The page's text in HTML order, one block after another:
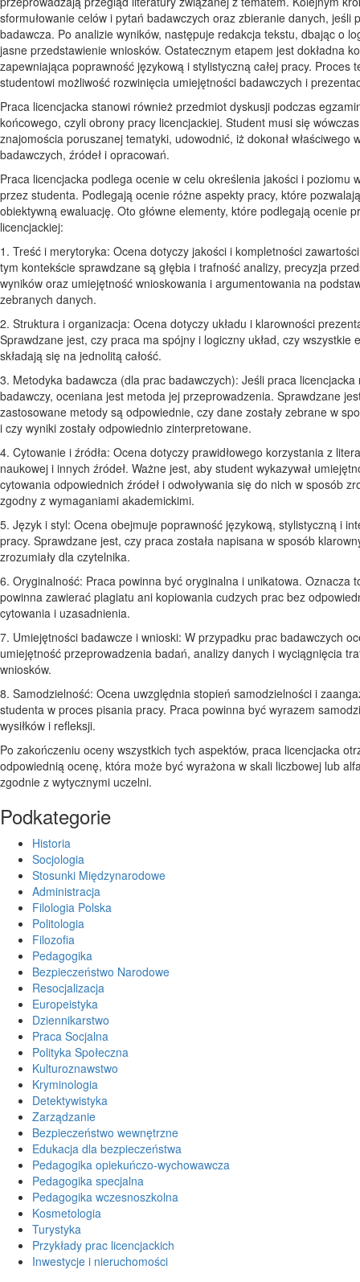
sformułowanie celów i pytań badawczych oraz zbieranie danych, jeśli
badawcza. Po analizie wyników, następuje redakcja tekstu, dbając o
jasne przedstawienie wniosków. Ostatecznym etapem jest dokładna
zapewniająca poprawność językową i stylistyczną całej pracy. Proces
studentowi możliwość rozwinięcia umiejętności badawczych i
Praca licencjacka stanowi również przedmiot dyskusji podczas
końcowego, czyli obrony pracy licencjackiej. Student musi się
znajomościa poruszanej tematyki, udowodnić, iż dokonał właściwego
badawczych, źródeł i opracowań.
Praca licencjacka podlega ocenie w celu określenia jakości i poziomu
przez studenta. Podlegają ocenie różne aspekty pracy, które
obiektywną ewaluację. Oto główne elementy, które podlegają ocenie
licencjackiej:
1. Treść i merytoryka: Ocena dotyczy jakości i kompletności
tym kontekście sprawdzane są głębia i trafność analizy, precyzja
wyników oraz umiejętność wnioskowania i argumentowania na
zebranych danych.
2. Struktura i organizacja: Ocena dotyczy układu i klarowności
Sprawdzane jest, czy praca ma spójny i logiczny układ, czy wszystkie
składają się na jednolitą całość.
3. Metodyka badawcza (dla prac badawczych): Jeśli praca licencjacka
badawczy, oceniana jest metoda jej przeprowadzenia. Sprawdzane
zastosowane metody są odpowiednie, czy dane zostały zebrane w
i czy wyniki zostały odpowiednio zinterpretowane.
4. Cytowanie i źródła: Ocena dotyczy prawidłowego korzystania z
naukowej i innych źródeł. Ważne jest, aby student wykazywał
cytowania odpowiednich źródeł i odwoływania się do nich w sposób
zgodny z wymaganiami akademickimi.
5. Język i styl: Ocena obejmuje poprawność językową, stylistyczną i
pracy. Sprawdzane jest, czy praca została napisana w sposób
zrozumiały dla czytelnika.
6. Oryginalność: Praca powinna być oryginalna i unikatowa. Oznacza
powinna zawierać plagiatu ani kopiowania cudzych prac bez
cytowania i uzasadnienia.
7. Umiejętności badawcze i wnioski: W przypadku prac badawczych
umiejętność przeprowadzenia badań, analizy danych i wyciągnięcia
wniosków.
8. Samodzielność: Ocena uwzględnia stopień samodzielności i
studenta w proces pisania pracy. Praca powinna być wyrazem
wysiłków i refleksji.
Po zakończeniu oceny wszystkich tych aspektów, praca licencjacka
odpowiednią ocenę, która może być wyrażona w skali liczbowej lub
zgodnie z wytycznymi uczelni.
Podkategorie
Historia
Socjologia
Stosunki Międzynarodowe
Administracja
Filologia Polska
Politologia
Filozofia
Pedagogika
Bezpieczeństwo Narodowe
Resocjalizacja
Europeistyka
Dziennikarstwo
Praca Socjalna
Polityka Społeczna
Kulturoznawstwo
Kryminologia
Detektywistyka
Zarządzanie
Bezpieczeństwo wewnętrzne
Edukacja dla bezpieczeństwa
Pedagogika opiekuńczo-wychowawcza
Pedagogika specjalna
Pedagogika wczesnoszkolna
Kosmetologia
Turystyka
Przykłady prac licencjackich
Inwestycje i nieruchomości